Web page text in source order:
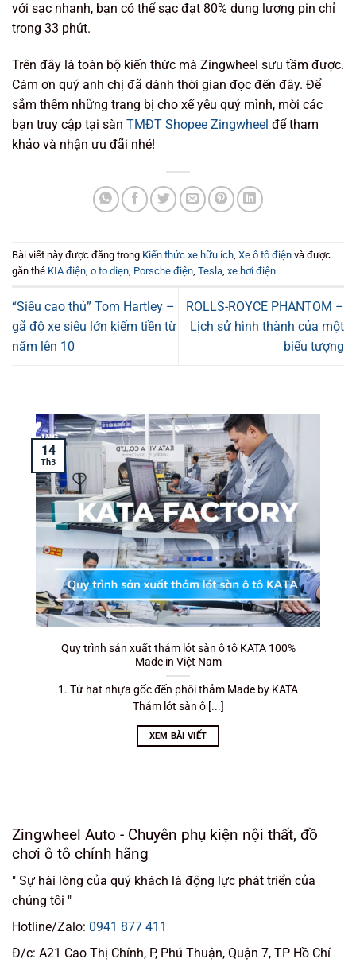
với sạc nhanh, bạn có thể sạc đạt 80% dung lượng pin chỉ
trong 33 phút.
Trên đây là toàn bộ kiến thức mà Zingwheel sưu tầm được.
Cám ơn quý anh chị đã dành thời gian đọc đến đây. Để
sắm thêm những trang bị cho xế yêu quý mình, mời các
bạn truy cập tại sàn TMĐT Shopee Zingwheel để tham
khảo và nhận ưu đãi nhé!
Bài viết này được đăng trong Kiến thức xe hữu ích, Xe ô tô điện và được
gắn thẻ KIA điện, o to diẹn, Porsche điện, Tesla, xe hơi điện.
“Siêu cao thủ” Tom Hartley –
gã độ xe siêu lớn kiếm tiền từ
năm lên 10
ROLLS-ROYCE PHANTOM –
Lịch sử hình thành của một
biểu tượng
Quy trình sản xuất thảm lót sàn ô tô KATA 100%
Made in Việt Nam
1. Từ hạt nhựa gốc đến phôi thảm Made by KATA
Thảm lót sàn ô [...]
XEM BÀI VIẾT
14
Th3
Zingwheel Auto - Chuyên phụ kiện nội thất, đồ
chơi ô tô chính hãng
" Sự hài lòng của quý khách là động lực phát triển của
chúng tôi "
Hotline/Zalo: 0941 877 411
Đ/c: A21 Cao Thị Chính, P, Phú Thuận, Quận 7, TP Hồ Chí